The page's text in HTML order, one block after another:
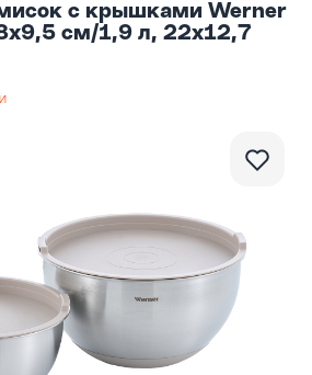
с крышками Werner
см/1,9 л, 22х12,7